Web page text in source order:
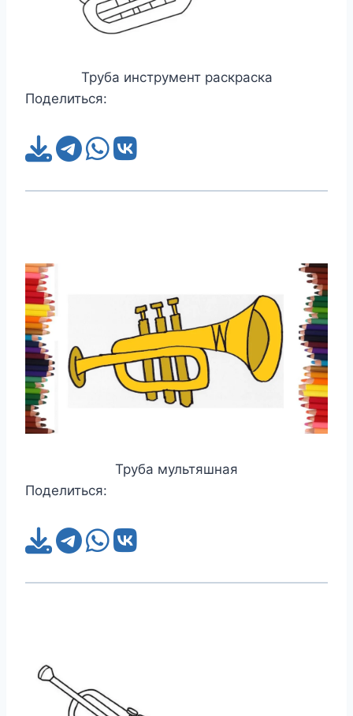
Труба инструмент раскраска
Поделиться:
Труба мультяшная
Поделиться: